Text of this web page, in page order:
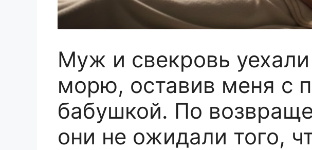
Муж и свекровь
морю, оставив меня с
бабушкой. По
они не ожидали того,